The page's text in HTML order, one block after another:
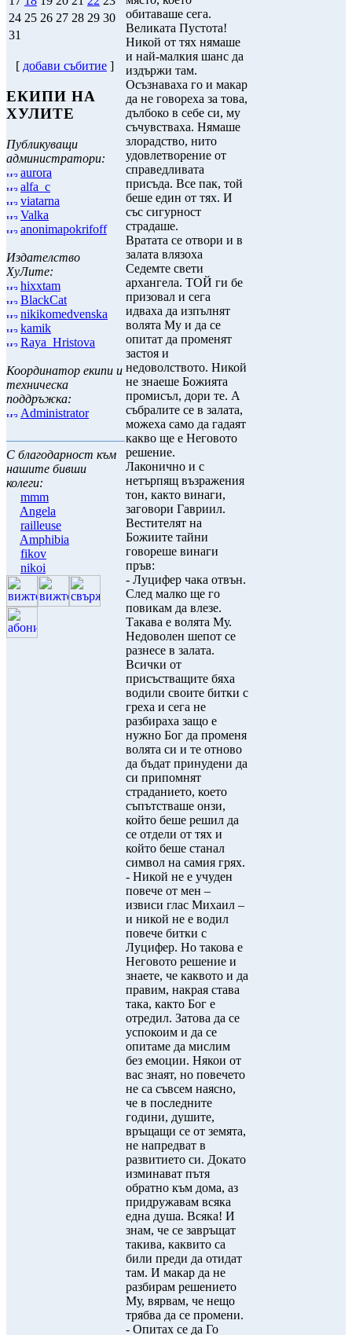
24 25 26 27 28 29 30
31
[ добави събитие ]
ЕКИПИ НА
ХУЛИТЕ
Публикуващи
администратори:
aurora
alfa_c
viatarna
Valka
anonimapokrifoff
Издателство
ХуЛите:
hixxtam
BlackCat
nikikomedvenska
kamik
Raya_Hristova
Координатор екипи и
техническа
поддръжка:
Administrator
С благодарност към
нашите бивши
колеги:
mmm
Angela
railleuse
Amphibia
fikov
nikoi
обитаваше сега.
Великата Пустота!
Никой от тях нямаше
и най-малкия шанс да
издържи там.
Осъзнаваха го и макар
да не говореха за това,
дълбоко в себе си, му
съчувстваха. Нямаше
злорадство, нито
удовлетворение от
справедливата
присъда. Все пак, той
беше един от тях. И
със сигурност
страдаше.
Вратата се отвори и в
залата влязоха
Седемте свети
архангела. ТОЙ ги бе
призовал и сега
идваха да изпълнят
волята Му и да се
опитат да променят
застоя и
недоволството. Никой
не знаеше Божията
промисъл, дори те. А
събралите се в залата,
можеха само да гадаят
какво ще е Неговото
решение.
Лаконично и с
нетърпящ възражения
тон, както винаги,
заговори Гавриил.
Вестителят на
Божиите тайни
говореше винаги
пръв:
- Луцифер чака отвън.
След малко ще го
повикам да влезе.
Такава е волята Му.
Недоволен шепот се
разнесе в залата.
Всички от
присъстващите бяха
водили своите битки с
греха и сега не
разбираха защо е
нужно Бог да променя
волята си и те отново
да бъдат принудени да
си припомнят
страданието, което
съпътстваше онзи,
който беше решил да
се отдели от тях и
който беше станал
символ на самия грях.
- Никой не е учуден
повече от мен –
извиси глас Михаил –
и никой не е водил
повече битки с
Луцифер. Но такова е
Неговото решение и
знаете, че каквото и да
правим, накрая става
така, както Бог е
отредил. Затова да се
успокоим и да се
опитаме да мислим
без емоции. Някои от
вас знаят, но повечето
не са съвсем наясно,
че в последните
години, душите,
връщащи се от земята,
не напредват в
развитието си. Докато
изминават пътя
обратно към дома, аз
придружавам всяка
една душа. Всяка! И
знам, че се завръщат
такива, каквито са
били преди да отидат
там. И макар да не
разбирам решението
Му, вярвам, че нещо
трябва да се промени.
- Опитах се да Го